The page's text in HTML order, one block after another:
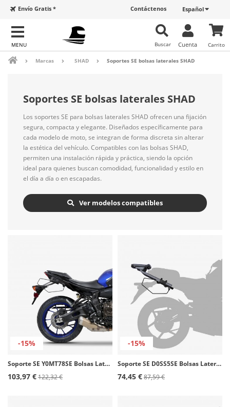
Español
Contáctenos
Envío Gratis *
Carrito
Cuenta
Buscar
Marcas SHAD Soportes SE bolsas laterales SHAD
Soportes SE bolsas laterales SHAD
Los soportes SE para bolsas laterales SHAD ofrecen una fijación
segura, compacta y elegante. Diseñados específicamente para
cada modelo de moto, se integran de forma discreta sin alterar
la estética del vehículo. Compatibles con las bolsas SHAD,
permiten una instalación rápida y práctica, siendo la opción
ideal para quienes buscan comodidad, funcionalidad y estilo en
el día a día o en escapadas.
Ver modelos compatibles
-15%
Soporte SE Y0MT78SE Bolsas Laterales SHAD Yamaha MT07 (13-24)
103,97 €122,32 €
-15%
Soporte SE D0SS5SE Bolsas Laterales SHAD Compatible con varios modelos de Benelli, BMW, Honda, Kawasaki, Suzuki, Triumph, Voge,
74,45 €87,59 €